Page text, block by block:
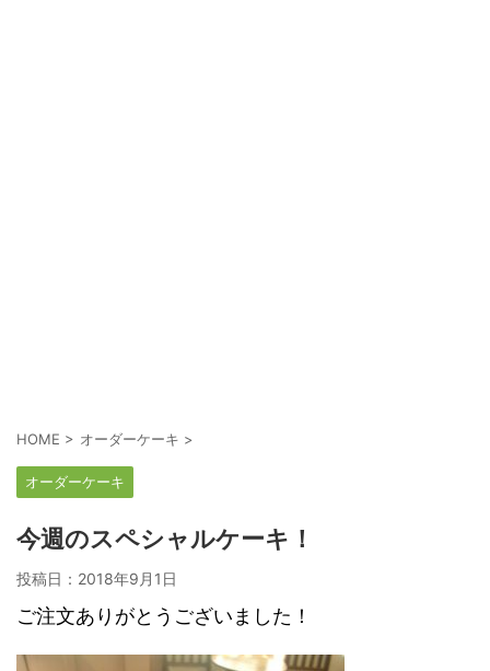
HOME > オーダーケーキ >
オーダーケーキ
今週のスペシャルケーキ！
投稿日： 2018年9月1日
ご注文ありがとうございました！